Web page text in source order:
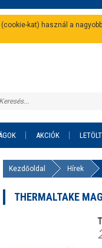
kat) használ a
AKCIÓK
Kezdőoldal Hírek
THERMALTAKE